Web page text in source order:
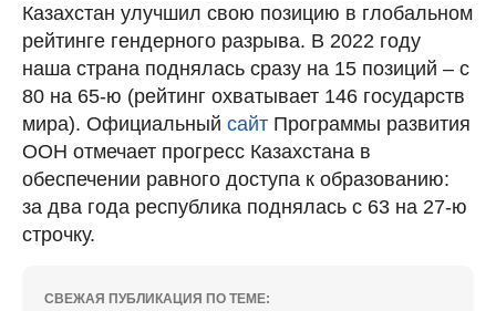
Казахстан улучшил свою позицию в глобальном
рейтинге гендерного разрыва. В 2022 году
наша страна поднялась сразу на 15 позиций – с
80 на 65-ю (рейтинг охватывает 146 государств
мира). Официальный сайт Программы развития
ООН отмечает прогресс Казахстана в
обеспечении равного доступа к образованию:
за два года республика поднялась с 63 на 27-ю
строчку.
СВЕЖАЯ ПУБЛИКАЦИЯ ПО ТЕМЕ: